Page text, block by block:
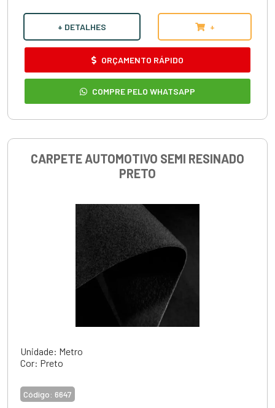
+ DETALHES +
ORÇAMENTO RÁPIDO
COMPRE PELO WHATSAPP
CARPETE AUTOMOTIVO SEMI RESINADO
PRETO
Unidade: Metro
Cor: Preto
Código: 6647